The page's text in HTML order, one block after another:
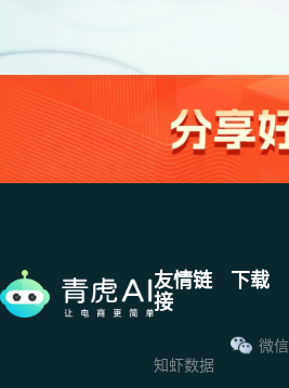
友情链
接
知虾数据
下载
微